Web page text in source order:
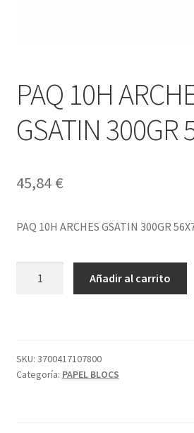
PAQ 10H
GSATIN 300GR
45,84 €
PAQ 10H ARCHES GSATIN 300GR
56X76
cantidad
Añadir al carrito
SKU: 3700417107800
Categoría: PAPEL BLOCS